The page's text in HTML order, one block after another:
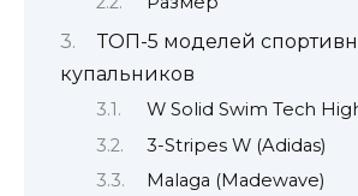
ТОП-5 моделей
купальников
W Solid Swim Tech
3-Stripes W (Adidas)
Malaga (Madewave)